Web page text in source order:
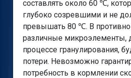
составлять около 60 ℃,
глубоко созревшими и не
превышать 80 ℃. В
различные микроэлементы,
процессе гранулирования,
потери. Невозможно
потребность в кормлении